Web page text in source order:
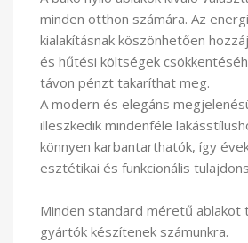
minden otthon számára. Az
kialakításnak köszönhetően
és hűtési költségek
távon pénzt takaríthat meg.
A modern és elegáns
illeszkedik mindenféle
könnyen karbantarthatók, így
esztétikai és funkcionális
Minden standard méretű ablakot
gyártók készítenek számunkra.